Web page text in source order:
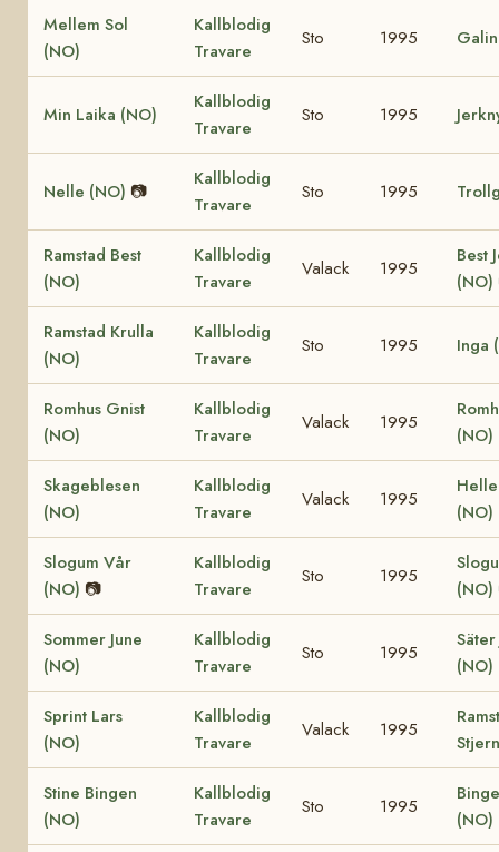
Mellem Sol
(NO)
Kallblodig
Travare
Sto 1995
Min Laika (NO)
Kallblodig
Travare
Sto 1995
Nelle (NO) 📷
Kallblodig
Travare
Sto 1995
Ramstad Best
(NO)
Kallblodig
Travare
Valack 1995
Best
(NO)
Ramstad Krulla
(NO)
Kallblodig
Travare
Sto 1995 Inga
Romhus Gnist
(NO)
Kallblodig
Travare
Valack 1995
(NO)
Skageblesen
(NO)
Kallblodig
Travare
Valack 1995
(NO)
Slogum Vår
(NO) 📷
Kallblodig
Travare
Sto 1995
(NO)
Sommer June
(NO)
Kallblodig
Travare
Sto 1995
Säter
(NO)
Sprint Lars
(NO)
Kallblodig
Travare
Valack 1995
Stine Bingen
(NO)
Kallblodig
Travare
Sto 1995
(NO)